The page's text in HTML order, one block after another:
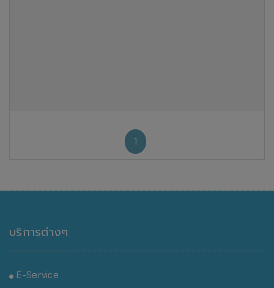
1
บริการต่างๆ
E-Service